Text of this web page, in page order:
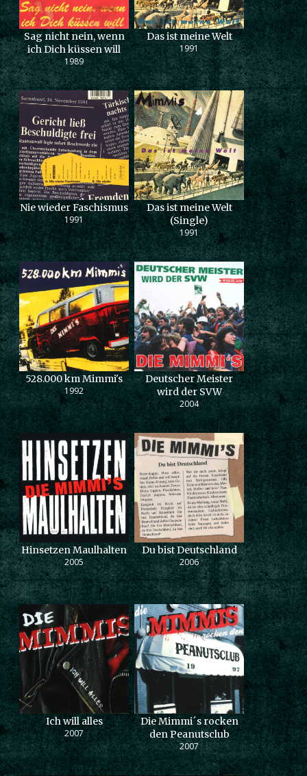
Sag nicht nein, wenn
ich Dich küssen will
1989
Das ist meine Welt
1991
Nie wieder Faschismus
1991
Das ist meine Welt
(Single)
1991
528.000 km Mimmi's
1992
Deutscher Meister
wird der SVW
2004
Hinsetzen Maulhalten
2005
Du bist Deutschland
2006
Ich will alles
2007
Die Mimmi´s rocken
den Peanutsclub
2007